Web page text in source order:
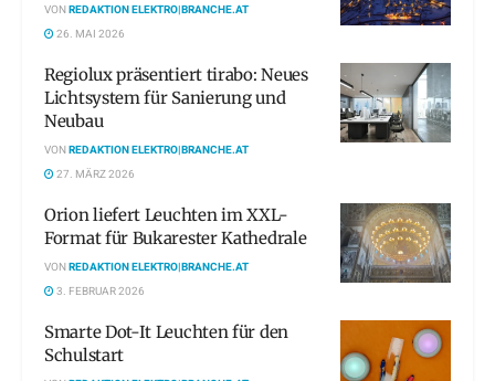
VONREDAKTION ELEKTRO|BRANCHE.AT
26. MAI 2026
Regiolux präsentiert tirabo: Neues
Lichtsystem für Sanierung und
Neubau
VONREDAKTION ELEKTRO|BRANCHE.AT
27. MÄRZ 2026
Orion liefert Leuchten im XXL-
Format für Bukarester Kathedrale
VONREDAKTION ELEKTRO|BRANCHE.AT
3. FEBRUAR 2026
Smarte Dot-It Leuchten für den
Schulstart